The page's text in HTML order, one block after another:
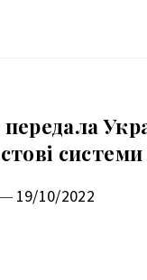
системи
19/10/2022